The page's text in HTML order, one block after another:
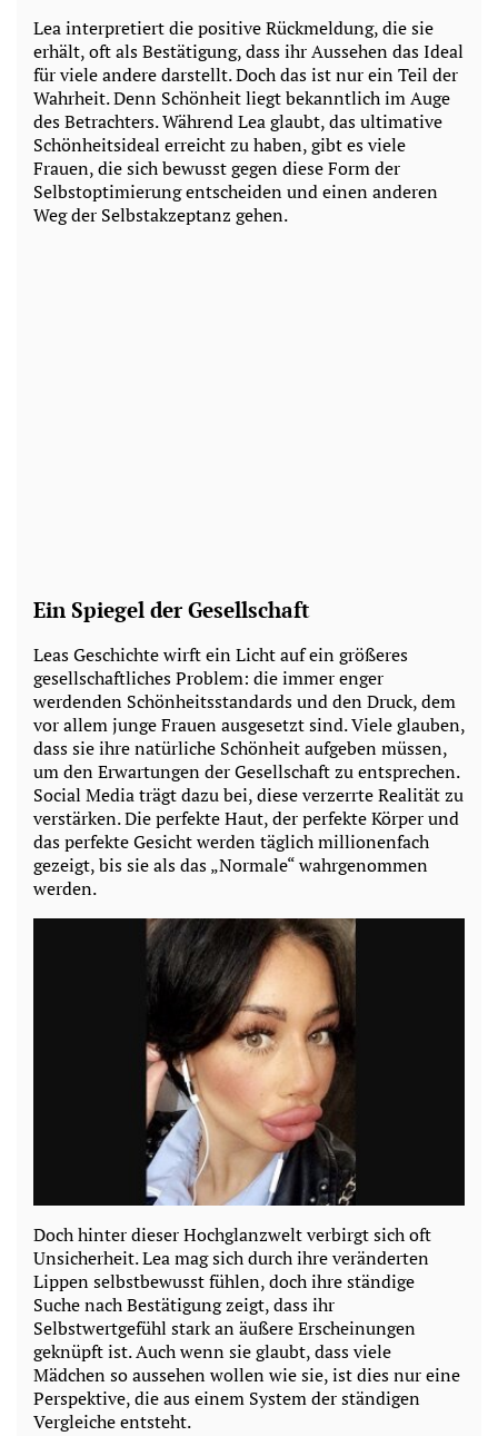
Lea interpretiert die positive Rückmeldung, die sie
erhält, oft als Bestätigung, dass ihr Aussehen das Ideal
für viele andere darstellt. Doch das ist nur ein Teil der
Wahrheit. Denn Schönheit liegt bekanntlich im Auge
des Betrachters. Während Lea glaubt, das ultimative
Schönheitsideal erreicht zu haben, gibt es viele
Frauen, die sich bewusst gegen diese Form der
Selbstoptimierung entscheiden und einen anderen
Weg der Selbstakzeptanz gehen.
Ein Spiegel der Gesellschaft
Leas Geschichte wirft ein Licht auf ein größeres
gesellschaftliches Problem: die immer enger
werdenden Schönheitsstandards und den Druck, dem
vor allem junge Frauen ausgesetzt sind. Viele glauben,
dass sie ihre natürliche Schönheit aufgeben müssen,
um den Erwartungen der Gesellschaft zu entsprechen.
Social Media trägt dazu bei, diese verzerrte Realität zu
verstärken. Die perfekte Haut, der perfekte Körper und
das perfekte Gesicht werden täglich millionenfach
gezeigt, bis sie als das „Normale“ wahrgenommen
werden.
Doch hinter dieser Hochglanzwelt verbirgt sich oft
Unsicherheit. Lea mag sich durch ihre veränderten
Lippen selbstbewusst fühlen, doch ihre ständige
Suche nach Bestätigung zeigt, dass ihr
Selbstwertgefühl stark an äußere Erscheinungen
geknüpft ist. Auch wenn sie glaubt, dass viele
Mädchen so aussehen wollen wie sie, ist dies nur eine
Perspektive, die aus einem System der ständigen
Vergleiche entsteht.